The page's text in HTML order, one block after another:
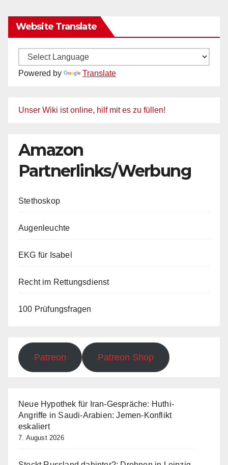
Website Translate
Powered by Translate
Unser Wiki ist online, hilf mit es zu füllen!
Amazon
Partnerlinks/Werbung
Stethoskop
Augenleuchte
EKG für Isabel
Recht im Rettungsdienst
100 Prüfungsfragen
Patreon Patreon Shop
Neue Hypothek für Iran-Gespräche: Huthi-
Angriffe in Saudi-Arabien: Jemen-Konflikt
eskaliert
7. August 2026